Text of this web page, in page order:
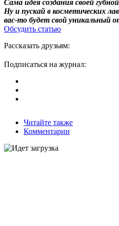
Сама идея создания своей
Ну и пускай в косметических
вас-то будет свой уникальный
Обсудить статью
Рассказать друзьям:
Подписаться на журнал:
Читайте также
Комментарии